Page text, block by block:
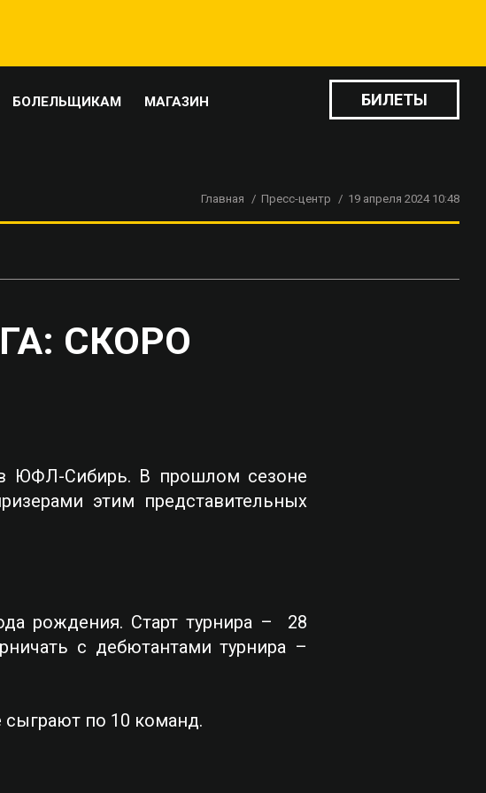
БОЛЕЛЬЩИКАМ МАГАЗИН БИЛЕТЫ
Главная Пресс-центр 19 апреля 2024 10:48
СКОРО
в ЮФЛ-Сибирь. В прошлом сезоне
этим представительных
рождения. Старт турнира – 28
с дебютантами турнира –
по 10 команд.